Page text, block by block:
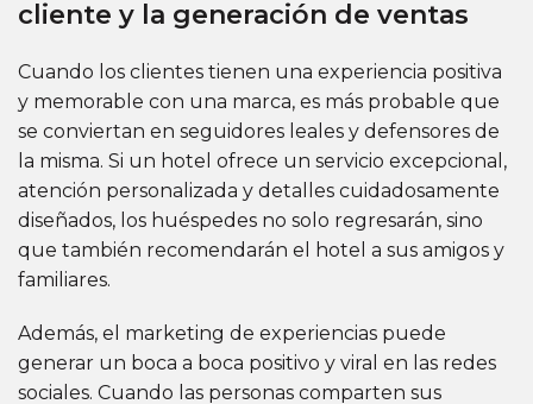
cliente y la generación de ventas
Cuando los clientes tienen una experiencia positiva
y memorable con una marca, es más probable que
se conviertan en seguidores leales y defensores de
la misma. Si un hotel ofrece un servicio excepcional,
atención personalizada y detalles cuidadosamente
diseñados, los huéspedes no solo regresarán, sino
que también recomendarán el hotel a sus amigos y
familiares.
Además, el marketing de experiencias puede
generar un boca a boca positivo y viral en las redes
sociales. Cuando las personas comparten sus